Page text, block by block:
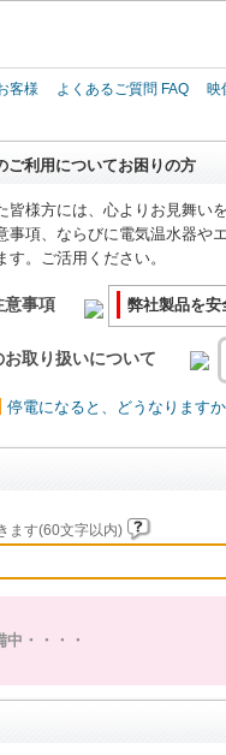
客様 よくあるご質問 FAQ 映
ご利用についてお困りの方
様方には、心よりお見舞い
事項、ならびに電気温水器
。ご活用ください。
意事項 弊社製品を安
取り扱いについて
停電になると、どうなります
ます(60文字以内)
・・・・